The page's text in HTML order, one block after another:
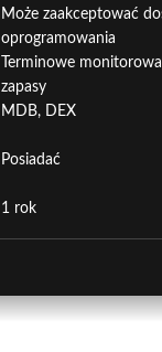
Może zaakceptować
oprogramowania
Terminowe
zapasy
MDB, DEX
Posiadać
1 rok